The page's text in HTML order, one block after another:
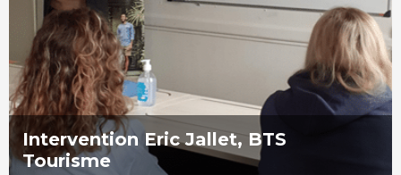
Intervention Eric Jallet, BTS
Tourisme